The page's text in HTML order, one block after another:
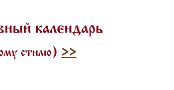
календарь
стилю) >>